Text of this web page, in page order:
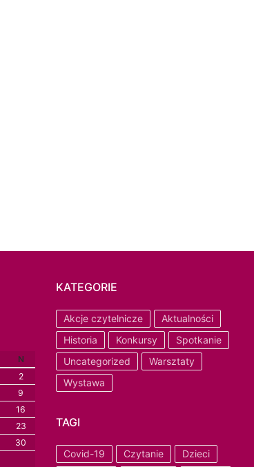
N
2
9
16
23
30
KATEGORIE
Akcje czytelnicze
Aktualności
Historia
Konkursy
Spotkanie
Uncategorized
Warsztaty
Wystawa
TAGI
Covid-19 Czytanie Dzieci